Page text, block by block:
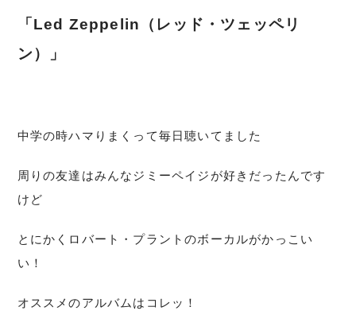
「Led Zeppelin（レッド・ツェッペリ
ン）」
中学の時ハマりまくって毎日聴いてました
周りの友達はみんなジミーペイジが好きだったんです
けど
とにかくロバート・プラントのボーカルがかっこい
い！
オススメのアルバムはコレッ！